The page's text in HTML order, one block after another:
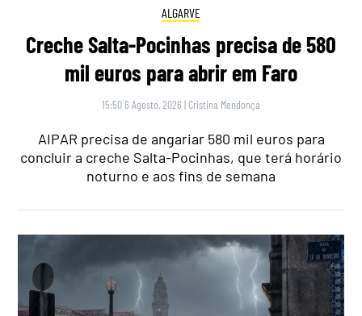
ALGARVE
Creche Salta-Pocinhas precisa de 580
mil euros para abrir em Faro
15:50 6 Agosto, 2026 | Cristina Mendonça
AIPAR precisa de angariar 580 mil euros para
concluir a creche Salta-Pocinhas, que terá horário
noturno e aos fins de semana